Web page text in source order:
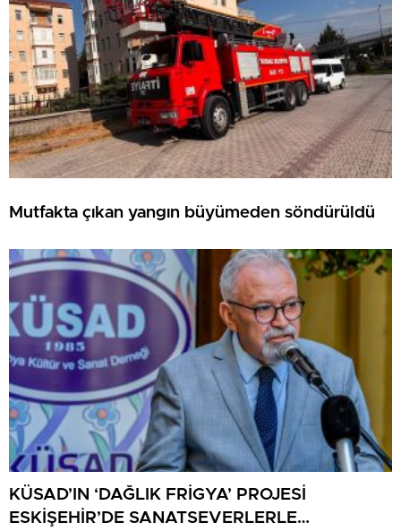
Mutfakta çıkan yangın büyümeden söndürüldü
KÜSAD’IN ‘DAĞLIK FRİGYA’ PROJESİ
ESKİŞEHİR’DE SANATSEVERLERLE